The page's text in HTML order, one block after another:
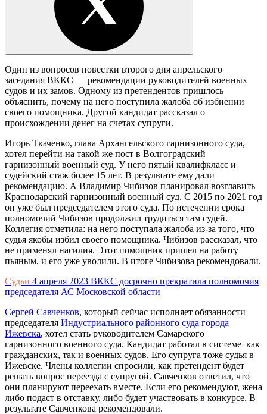
Один из вопросов повестки второго дня апрельского
заседания ВККС — рекомендации руководителей военных
судов и их замов. Одному из претендентов пришлось
объяснить, почему на него поступила жалоба об избиении
своего помощника. Другой кандидат рассказал о
происхождении денег на счетах супруги.
Игорь Ткаченко, глава Архангельского гарнизонного суда,
хотел перейти на такой же пост в Волгоградский
гарнизонный военный суд. У него пятый квалифкласс и
судейский стаж более 15 лет. В результате ему дали
рекомендацию. А Владимир Чибизов планировал возглавить
Краснодарский гарнизонный военный суд. С 2015 по 2021 год
он уже был председателем этого суда. По истечении срока
полномочий Чибизов продолжил трудиться там судей.
Коллегия отметила: на него поступала жалоба из-за того, что
судья якобы избил своего помощника. Чибизов рассказал, что
не применял насилия. Этот помощник пришел на работу
пьяным, и его уже уволили. В итоге Чибизова рекомендовали.
Судьи 4 апреля 2023 ВККС досрочно прекратила полномочия
председателя АС Московской области
Сергей Савченков, который сейчас исполняет обязанности
председателя Индустриального районного суда города
Ижевска, хотел стать руководителем Самарского
гарнизонного военного суда. Кандидат работал в системе как
гражданских, так и военных судов. Его супруга тоже судья в
Ижевске. Члены коллегии спросили, как претендент будет
решать вопрос переезда с супругой. Савченков ответил, что
они планируют переехать вместе. Если его рекомендуют, жена
либо подаст в отставку, либо будет участвовать в конкурсе. В
результате Савченкова рекомендовали.